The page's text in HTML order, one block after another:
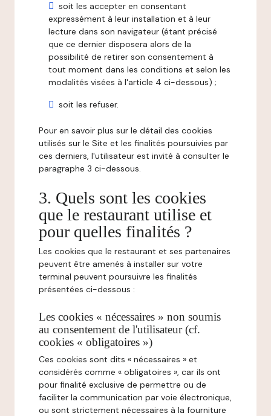
soit les accepter en consentant
expressément à leur installation et à leur
lecture dans son navigateur (étant précisé
que ce dernier disposera alors de la
possibilité de retirer son consentement à
tout moment dans les conditions et selon les
modalités visées à l'article 4 ci-dessous) ;
soit les refuser.
Pour en savoir plus sur le détail des cookies
utilisés sur le Site et les finalités poursuivies par
ces derniers, l'utilisateur est invité à consulter le
paragraphe 3 ci-dessous.
3. Quels sont les cookies
que le restaurant utilise et
pour quelles finalités ?
Les cookies que le restaurant et ses partenaires
peuvent être amenés à installer sur votre
terminal peuvent poursuivre les finalités
présentées ci-dessous :
Les cookies « nécessaires » non soumis
au consentement de l'utilisateur (cf.
cookies « obligatoires »)
Ces cookies sont dits « nécessaires » et
considérés comme « obligatoires », car ils ont
pour finalité exclusive de permettre ou de
faciliter la communication par voie électronique,
ou sont strictement nécessaires à la fourniture